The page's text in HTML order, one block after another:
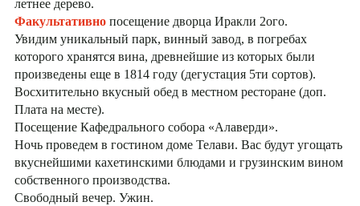
летнее дерево.
Факультативно посещение дворца Иракли 2ого.
Увидим уникальный парк, винный завод, в погребах
которого хранятся вина, древнейшие из которых были
произведены еще в 1814 году (дегустация 5ти сортов).
Восхитительно вкусный обед в местном ресторане (доп.
Плата на месте).
Посещение Кафедрального собора «Алаверди».
Ночь проведем в гостином доме Телави. Вас будут угощать
вкуснейшими кахетинскими блюдами и грузинским вином
собственного производства.
Свободный вечер. Ужин.